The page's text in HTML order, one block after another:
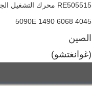
RE505515 محرك التشغيل الجهاز الجهاز الجهاز الجهاز
4045 6068 1490 5090E
الصين
(غوانغتشو)